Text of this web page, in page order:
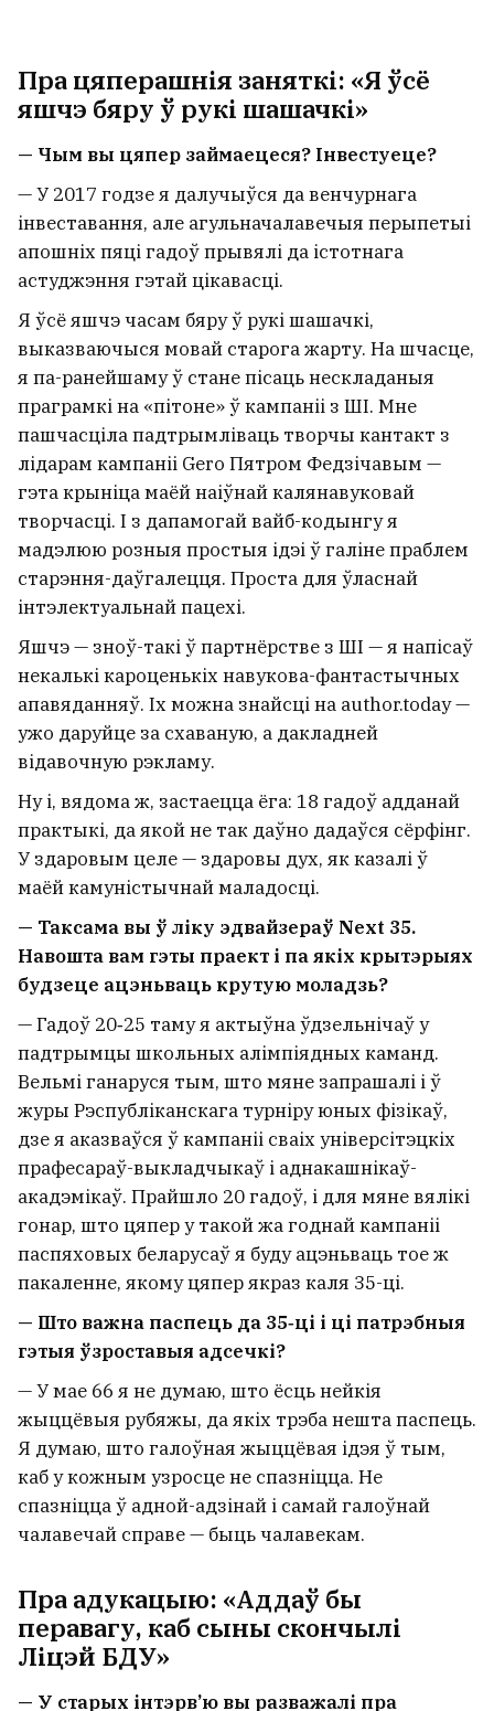
Пра цяперашнія заняткі: «Я ўсё
яшчэ бяру ў рукі шашачкі»
— Чым вы цяпер займаецеся? Інвестуеце?
— У 2017 годзе я далучыўся да венчурнага
інвеставання, але агульначалавечыя перыпетыі
апошніх пяці гадоў прывялі да істотнага
астуджэння гэтай цікавасці.
Я ўсё яшчэ часам бяру ў рукі шашачкі,
выказваючыся мовай старога жарту. На шчасце,
я па-ранейшаму ў стане пісаць нескладаныя
праграмкі на «пітоне» ў кампаніі з ШІ. Мне
пашчасціла падтрымліваць творчы кантакт з
лідарам кампаніі Gero Пятром Федзічавым —
гэта крыніца маёй наіўнай калянавуковай
творчасці. І з дапамогай вайб-кодынгу я
мадэлюю розныя простыя ідэі ў галіне праблем
старэння-даўгалецця. Проста для ўласнай
інтэлектуальнай пацехі.
Яшчэ — зноў-такі ў партнёрстве з ШІ — я напісаў
некалькі кароценькіх навукова-фантастычных
апавяданняў. Іх можна знайсці на author.today —
ужо даруйце за схаваную, а дакладней
відавочную рэкламу.
Ну і, вядома ж, застаецца ёга: 18 гадоў адданай
практыкі, да якой не так даўно дадаўся сёрфінг.
У здаровым целе — здаровы дух, як казалі ў
маёй камуністычнай маладосці.
— Таксама вы ў ліку эдвайзераў Next 35.
Навошта вам гэты праект і па якіх крытэрыях
будзеце ацэньваць крутую моладзь?
— Гадоў 20‑25 таму я актыўна ўдзельнічаў у
падтрымцы школьных алімпіядных каманд.
Вельмі ганаруся тым, што мяне запрашалі і ў
журы Рэспубліканскага турніру юных фізікаў,
дзе я аказваўся ў кампаніі сваіх універсітэцкіх
прафесараў-выкладчыкаў і аднакашнікаў-
акадэмікаў. Прайшло 20 гадоў, і для мяне вялікі
гонар, што цяпер у такой жа годнай кампаніі
паспяховых беларусаў я буду ацэньваць тое ж
пакаленне, якому цяпер якраз каля 35-ці.
— Што важна паспець да 35‑ці і ці патрэбныя
гэтыя ўзроставыя адсечкі?
— У мае 66 я не думаю, што ёсць нейкія
жыццёвыя рубяжы, да якіх трэба нешта паспець.
Я думаю, што галоўная жыццёвая ідэя ў тым,
каб у кожным узросце не спазніцца. Не
спазніцца ў адной-адзінай і самай галоўнай
чалавечай справе — быць чалавекам.
Пра адукацыю: «Аддаў бы
перавагу, каб сыны скончылі
Ліцэй БДУ»
— У старых інтэрв’ю вы разважалі пра